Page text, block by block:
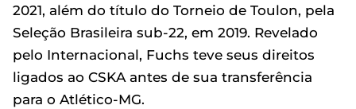
2021, além do título do Torneio de Toulon, pela
Seleção Brasileira sub-22, em 2019. Revelado
pelo Internacional, Fuchs teve seus direitos
ligados ao CSKA antes de sua transferência
para o Atlético-MG.